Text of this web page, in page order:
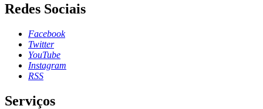
Redes Sociais
Facebook
Twitter
YouTube
Instagram
RSS
Serviços